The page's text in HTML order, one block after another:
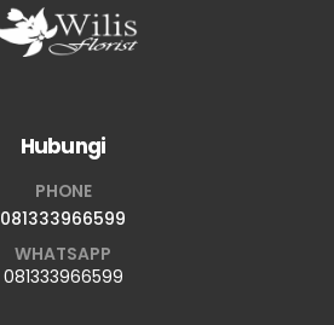
Hubungi
PHONE
081333966599
WHATSAPP
081333966599